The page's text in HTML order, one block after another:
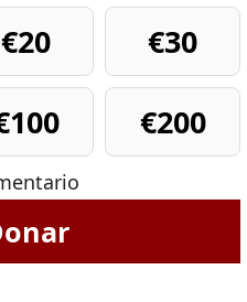
€20
€30
€200